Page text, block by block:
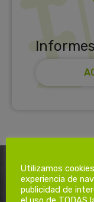
Utilizamos
experiencia de
publicidad de